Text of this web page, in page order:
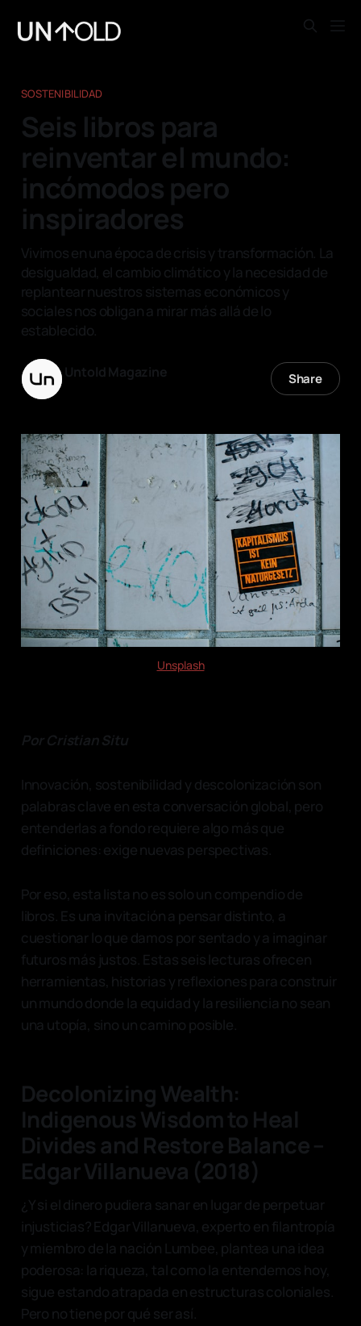
SOSTENIBILIDAD
Seis libros para
reinventar el mundo:
incómodos pero
inspiradores
Vivimos en una época de crisis y transformación. La
desigualdad, el cambio climático y la necesidad de
replantear nuestros sistemas económicos y
sociales nos obligan a mirar más allá de lo
establecido.
Untold Magazine Share
Unsplash
Por Cristian Situ
Innovación, sostenibilidad y descolonización son
palabras clave en esta conversación global, pero
entenderlas a fondo requiere algo más que
definiciones: exige nuevas perspectivas.
Por eso, esta lista no es solo un compendio de
libros. Es una invitación a pensar distinto, a
cuestionar lo que damos por sentado y a imaginar
futuros más justos. Estas seis lecturas ofrecen
herramientas, historias y reflexiones para construir
un mundo donde la equidad y la resiliencia no sean
una utopía, sino un camino posible.
Decolonizing Wealth:
Indigenous Wisdom to Heal
Divides and Restore Balance –
Edgar Villanueva (2018)
¿Y si el dinero pudiera sanar en lugar de perpetuar
injusticias? Edgar Villanueva, experto en filantropía
y miembro de la nación Lumbee, plantea una idea
poderosa: la riqueza, tal como la entendemos hoy,
sigue estando atrapada en estructuras coloniales.
Pero no tiene por qué ser así.